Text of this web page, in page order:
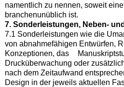
namentlich zu nennen, soweit
branchenunüblich ist.
7. Sonderleistungen, Neben-
7.1 Sonderleistungen wie die
von abnahmefähigen Entwürfen,
Konzeptionen, das
Drucküberwachung oder
nach dem Zeitaufwand
Design in der jeweils aktuellen